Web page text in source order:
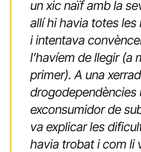
un xic naïf amb la
allí hi havia totes les
i intentava
l’havíem de llegir (a
primer). A una
drogodependències
exconsumidor de
va explicar les
havia trobat i com li